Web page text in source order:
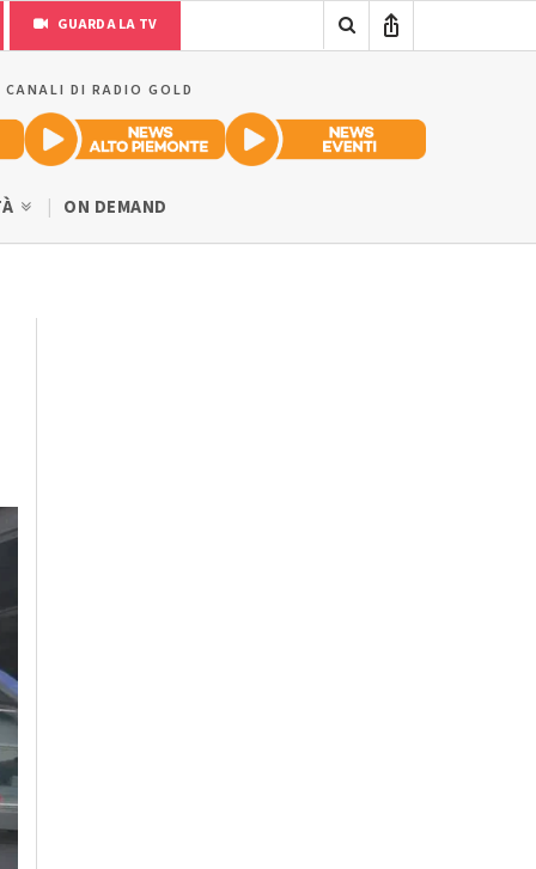
GUARDA LA TV
DI RADIO GOLD
ON DEMAND